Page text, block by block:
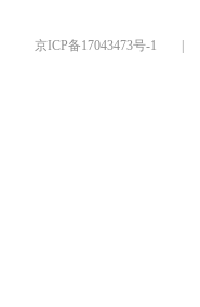
京ICP备17043473号-1